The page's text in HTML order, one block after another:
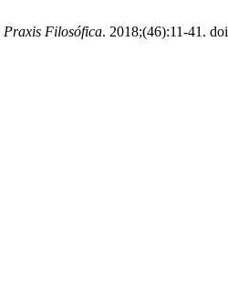
Praxis Filosófica. 2018;(46):11-41.